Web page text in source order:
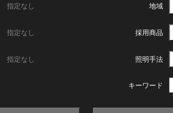
指定なし 地域
指定なし 採用商品
指定なし 照明手法
キーワード